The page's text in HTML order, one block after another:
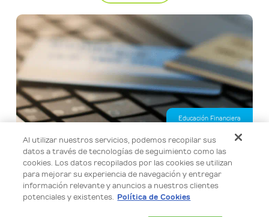
Educación Financiera
Calcula tu préstamo personal en línea de forma fácil y
segura
Usa nuestro simulador para calcular el monto de tu
préstamo personal, elegir el plazo semanal que mejor se
adapte a ti y conocer una tarifa...
Al utilizar nuestros servicios, podemos recopilar sus
datos a través de tecnologías de seguimiento como las
cookies. Los datos recopilados por las cookies se utilizan
para mejorar su experiencia de navegación y entregar
información relevante y anuncios a nuestros clientes
potenciales y existentes. Política de Cookies